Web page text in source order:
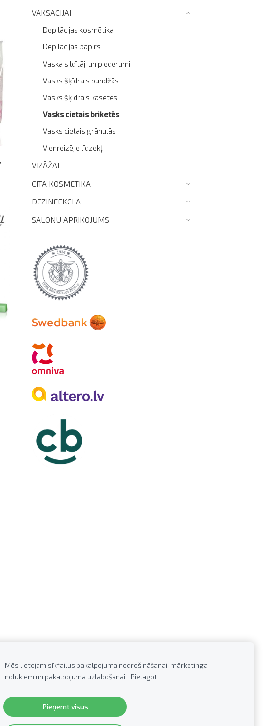
VAKSĀCIJAI
Depilācijas kosmētika
Depilācijas papīrs
Vaska sildītāji un piederumi
Vasks šķīdrais bundžās
Vasks šķīdrais kasetēs
Vasks cietais briketēs
Vasks cietais grānulās
Vienreizējie līdzekļi
›
VIZĀŽAI
CITA KOSMĒTIKA
›
DEZINFEKCIJA ›
SALONU APRĪKOJUMS ›
+371
info@profkor.lv
Mēs lietojam sīkfailus pakalpojuma nodrošināšanai, mārketinga
nolūkiem un pakalpojuma uzlabošanai. Pielāgot
Pieņemt visus